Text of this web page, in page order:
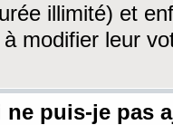
illimité) et
modifier leur
ne puis-je pas